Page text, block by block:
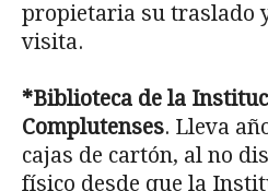
propietaria su traslado
visita.
*Biblioteca de la
Complutenses. Lleva
cajas de cartón, al no
físico desde que la